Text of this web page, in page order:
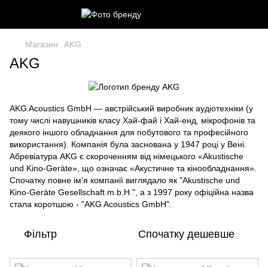
Магазин AKG
AKG
AKG Acoustics GmbH — австрійський виробник аудіотехніки (у
тому числі навушників класу Хай-фай і Хай-енд, мікрофонів та
деякого іншого обладнання для побутового та професійного
використання). Компанія була заснована у 1947 році у Вені.
Абревіатура AKG є скороченням від німецького «Akustische
und Kino-Geräte», що означає «Акустичне та кінообладнання».
Спочатку повне ім'я компанії виглядало як "Akustische und
Kino-Geräte Gesellschaft m.b.H.", а з 1997 року офіційна назва
стала коротшою - "AKG Acoustics GmbH".
Фільтр Спочатку дешевше